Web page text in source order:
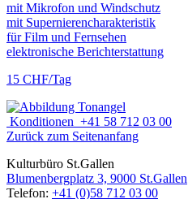
mit Mikrofon und Windschutz
mit Supernierencharakteristik
für Film und Fernsehen
elektronische Berichterstattung
15 CHF/Tag
Konditionen +41 58 712 03 00
Zurück zum Seitenanfang
Kulturbüro St.Gallen
Blumenbergplatz 3, 9000 St.Gallen
Telefon: +41 (0)58 712 03 00